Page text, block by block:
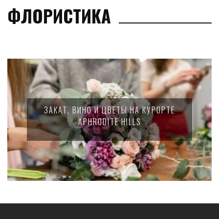
ФЛОРИСТИКА
ЗАКАТ, ВИНО И ЦВЕТЫ НА КУРОРТЕ
APHRODITE HILLS